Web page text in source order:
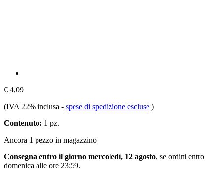
€ 4,09
(IVA 22% inclusa - spese di spedizione escluse )
Contenuto: 1 pz.
Ancora 1 pezzo in magazzino
Consegna entro il giorno mercoledì, 12 agosto, se ordini entro
domenica alle ore 23:59.